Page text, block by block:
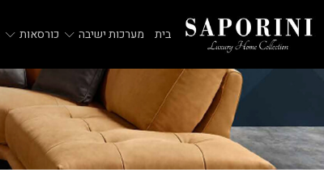
בית מערכות ישיבה כורסאות